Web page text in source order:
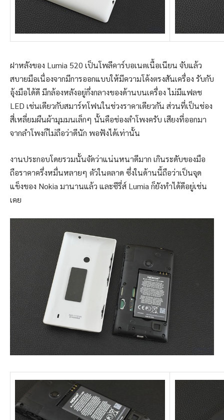
ฝาหลังของ Lumia 520 เป็นโพลีคาร์บอเนตเนื้อเนียน จับแล้ว
สบายมือเนื่องจากมีการออกแบบให้มีความโค้งตรงสันเครื่อง รับกับ
อุ้งมือได้ดี มีกล้องหลังอยู่กึ่งกลางของด้านบนเครื่อง ไม่มีแฟลช
LED เช่นเดียวกับสมาร์ทโฟนในช่วงราคาเดียวกัน ส่วนที่เป็นช่อง
สี่เหลี่ยมผืนผ้ามุมมนเล็กๆ นั้นคือช่องลำโพงครับ เสียงที่ออกมา
จากลำโพงก็ไม่ถือว่าดีนัก พอฟังได้เท่านั้น
งานประกอบโดยรวมนั้นจัดว่าแน่นหนาดีมาก เกินระดับของมือ
ถือราคาครึ่งหมื่นหลายๆ ตัวในตลาด ซึ่งในด้านนี้ถือว่าเป็นจุด
แข็งของ Nokia มานานแล้ว และซีรี่ส์ Lumia ก็ยังทำได้ดีอยู่เช่น
เคย